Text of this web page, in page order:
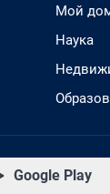
Мой
Наука
Google Play